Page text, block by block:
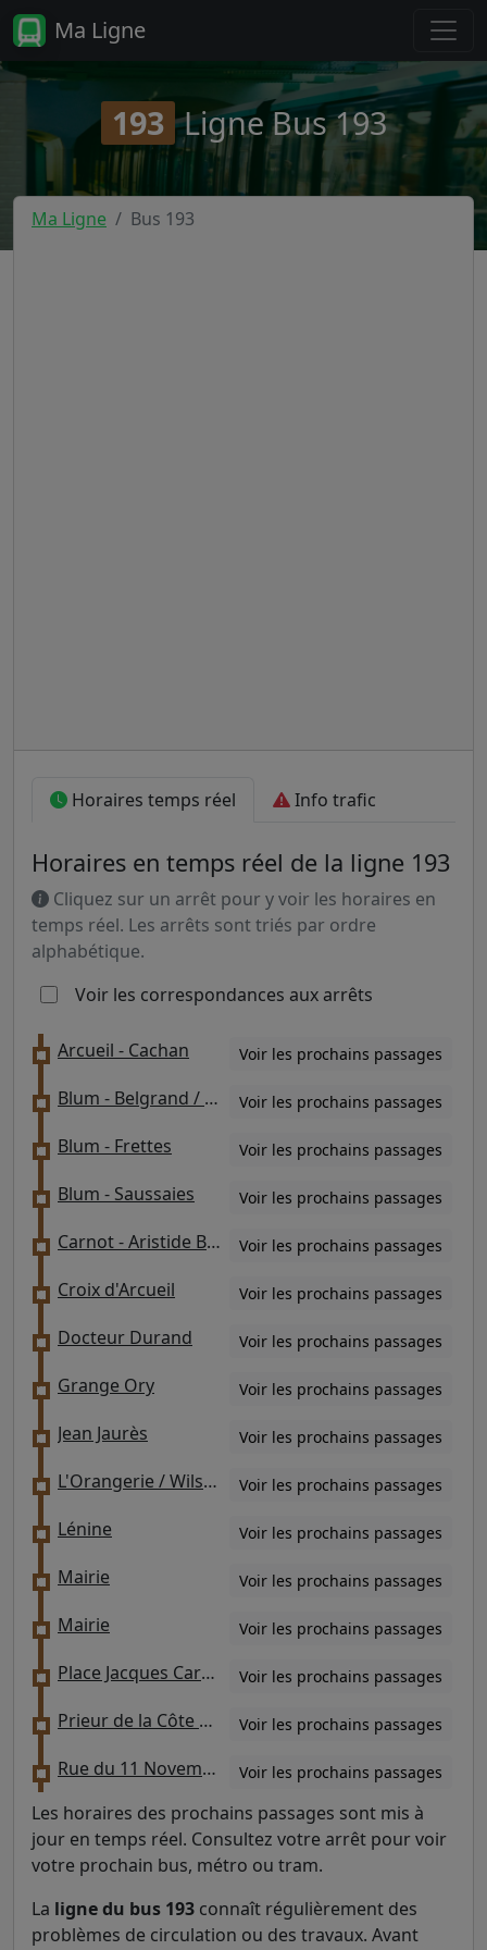
Ma Ligne
193 Ligne Bus 193
Ma Ligne Bus 193
Horaires temps réel Info trafic
Horaires en temps réel de la ligne 193
Cliquez sur un arrêt pour y voir les horaires en
temps réel. Les arrêts sont triés par ordre
alphabétique.
Voir les correspondances aux arrêts
Arcueil - Cachan Voir les prochains passages
Blum - Belgrand / RPA le Moulin Voir les prochains passages
Blum - Frettes Voir les prochains passages
Blum - Saussaies Voir les prochains passages
Carnot - Aristide Briand Voir les prochains passages
Croix d'Arcueil Voir les prochains passages
Docteur Durand Voir les prochains passages
Grange Ory Voir les prochains passages
Jean Jaurès Voir les prochains passages
L'Orangerie / Wilson - Provigny Voir les prochains passages
Lénine Voir les prochains passages
Mairie Voir les prochains passages
Mairie Voir les prochains passages
Place Jacques Carat - Théâtre Voir les prochains passages
Prieur de la Côte d'Or / Vache Noire - Centre Commercial Voir les prochains passages
Rue du 11 Novembre 1918 Voir les prochains passages
Les horaires des prochains passages sont mis à
jour en temps réel. Consultez votre arrêt pour voir
votre prochain bus, métro ou tram.
La ligne du bus 193 connaît régulièrement des
problèmes de circulation ou des travaux. Avant